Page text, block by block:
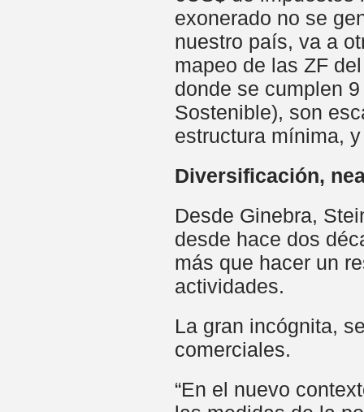
exonerado no se
nuestro país, va a
mapeo de las ZF
donde se cumplen
Sostenible), son
estructura mínima,
Diversificación,
Desde Ginebra,
desde hace dos
más que hacer un
actividades.
La gran incógnita,
comerciales.
“En el nuevo